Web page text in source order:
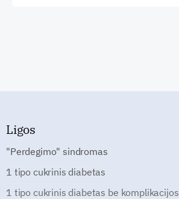
Ligos
"Perdegimo" sindromas
1 tipo cukrinis diabetas
1 tipo cukrinis diabetas be komplikacijos